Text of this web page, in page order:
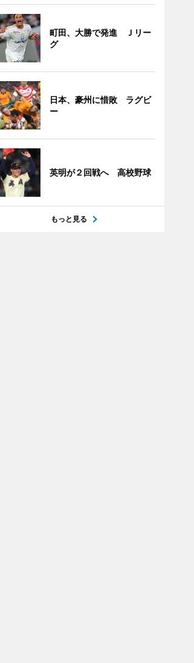
町田、大勝で発進 Ｊリー
グ
日本、豪州に惜敗 ラグビ
ー
英明が２回戦へ 高校野球
もっと見る